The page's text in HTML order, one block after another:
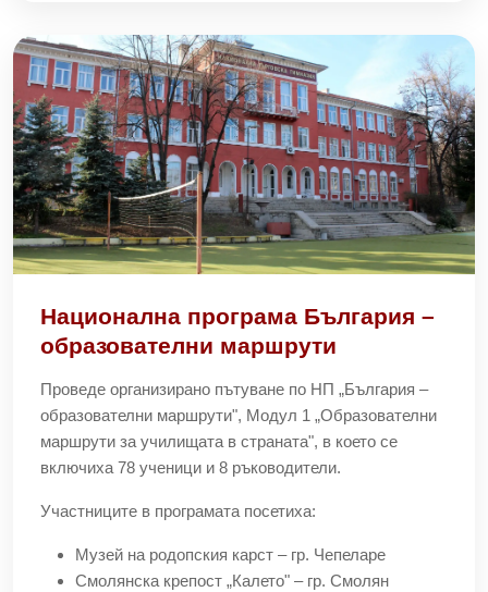
Национална програма България –
образователни маршрути
Проведе организирано пътуване по НП „България –
образователни маршрути", Модул 1 „Образователни
маршрути за училищата в страната", в което се
включиха 78 ученици и 8 ръководители.
Участниците в програмата посетиха:
Музей на родопския карст – гр. Чепеларе
Смолянска крепост „Калето" – гр. Смолян